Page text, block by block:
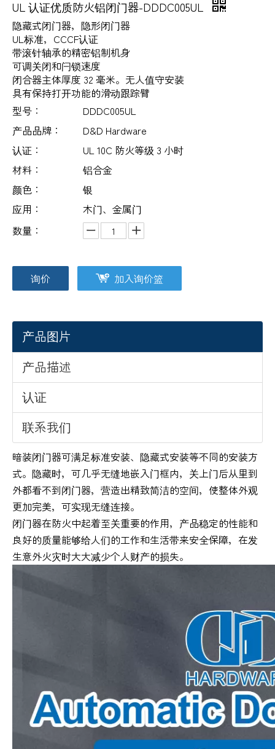
UL 认证优质防火铝闭门器-DDDC005UL
隐藏式闭门器，隐形闭门器
UL标准，CCCF认证
带滚针轴承的精密铝制机身
可调关闭和闩锁速度
闭合器主体厚度 32 毫米。无人值守安装
具有保持打开功能的滑动跟踪臂
型号：
DDDC005UL
产品品牌：
D&D Hardware
认证：
UL 10C 防火等级 3 小时
材料：
铝合金
颜色：
银
应用：
木门、金属门
数量：
询价 加入询价篮
产品图片
产品描述
认证
联系我们
暗装闭门器可满足标准安装、隐藏式安装等不同的安装方
式。隐藏时，可几乎无缝地嵌入门框内，关上门后从里到
外都看不到闭门器，营造出精致简洁的空间，使整体外观
更加完美，可实现无缝连接。
闭门器在防火中起着至关重要的作用，产品稳定的性能和
良好的质量能够给人们的工作和生活带来安全保障，在发
生意外火灾时大大减少个人财产的损失。